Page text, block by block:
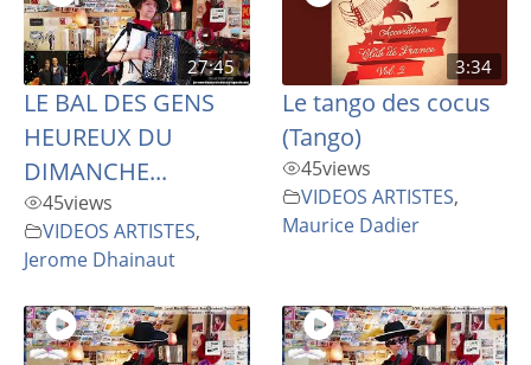
27:45
LE BAL DES GENS
HEUREUX DU
DIMANCHE...
45views
VIDEOS ARTISTES,
Jerome Dhainaut
3:34
Le tango des cocus
(Tango)
45views
VIDEOS ARTISTES,
Maurice Dadier